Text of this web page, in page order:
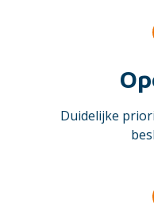
Duidelijke